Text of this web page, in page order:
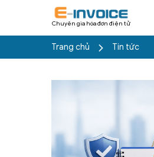
Chuyên gia hóa đơn điện tử
Trang chủ Tin tức